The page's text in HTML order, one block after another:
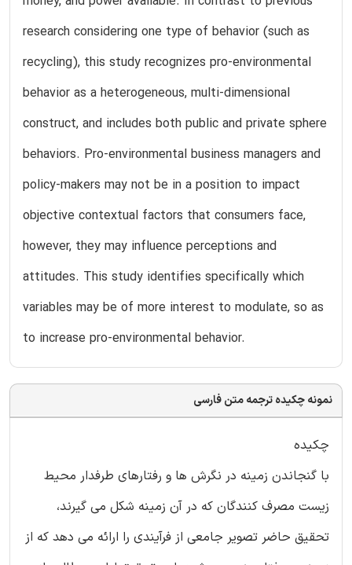
research considering one type of behavior (such as
recycling), this study recognizes pro-environmental
behavior as a heterogeneous, multi-dimensional
construct, and includes both public and private sphere
behaviors. Pro-environmental business managers and
policy-makers may not be in a position to impact
objective contextual factors that consumers face,
however, they may influence perceptions and
attitudes. This study identifies specifically which
variables may be of more interest to modulate, so as
to increase pro-environmental behavior.
نمونه چکیده ترجمه متن فارسی
چکیده
با گنجاندن زمینه در نگرش ها و رفتارهای طرفدار محیط
زیست مصرف کنندگان که در آن زمینه شکل می گیرند،
تحقیق حاضر تصویر جامعی از فرآیندی را ارائه می دهد که از